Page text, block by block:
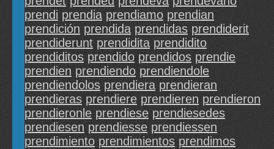
prendi prendia prendiamo prendian
prendición prendida prendidas prendiderit
prendiderunt prendidita prendidito
prendiditos prendido prendidos prendie
prendien prendiendo prendiendole
prendiendolos prendiera prendieran
prendieras prendiere prendieren prendieron
prendieronle prendiese prendiesedes
prendiesen prendiesse prendiessen
prendimiento prendimientos prendimos